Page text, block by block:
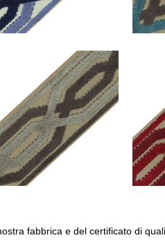
fabbrica e del certificato di